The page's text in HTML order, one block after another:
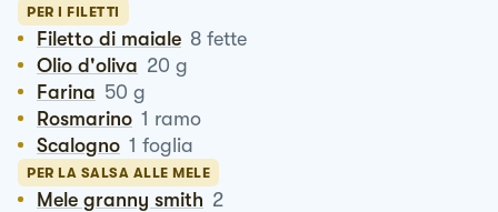
PER I FILETTI
Filetto di maiale 8 fette
Olio d'oliva 20 g
Farina 50 g
Rosmarino 1 ramo
Scalogno 1 foglia
PER LA SALSA ALLE MELE
Mele granny smith 2